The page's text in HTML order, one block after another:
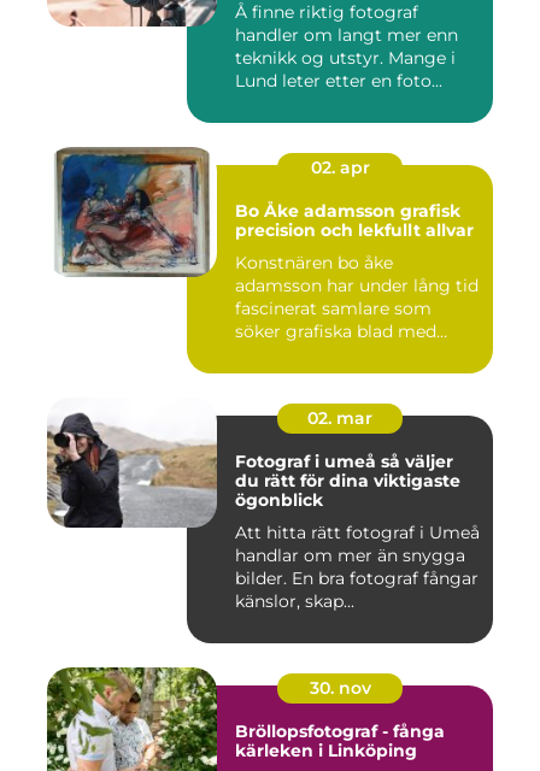
Å finne riktig fotograf
handler om langt mer enn
teknikk og utstyr. Mange i
Lund leter etter en foto...
02. apr
Bo Åke adamsson grafisk
precision och lekfullt allvar
Konstnären bo åke
adamsson har under lång tid
fascinerat samlare som
söker grafiska blad med
02. mar
Fotograf i umeå så väljer
du rätt för dina viktigaste
ögonblick
Att hitta rätt fotograf i Umeå
handlar om mer än snygga
bilder. En bra fotograf fångar
känslor, skap...
30. nov
Bröllopsfotograf - fånga
kärleken i Linköping